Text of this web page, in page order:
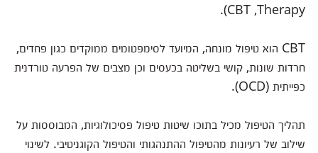
Therapy,‏ CBT).
CBT הוא טיפול מונחה, המיועד לסימפטומים ממוקדים כגון פחדים,
חרדות שונות, קושי בשליטה בכעסים וכן מצבים של הפרעה טורדנית
כפייתית (OCD).
תהליך הטיפול מכיל בתוכו שיטות טיפול פסיכולוגיות, המבוססות על
שילוב של רעיונות מהטיפול ההתנהגותי והטיפול הקוגניטיבי. לשינוי